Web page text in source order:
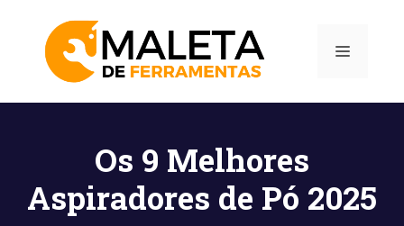
conteúdo
Menu
Os 9 Melhores
Aspiradores de Pó 2025